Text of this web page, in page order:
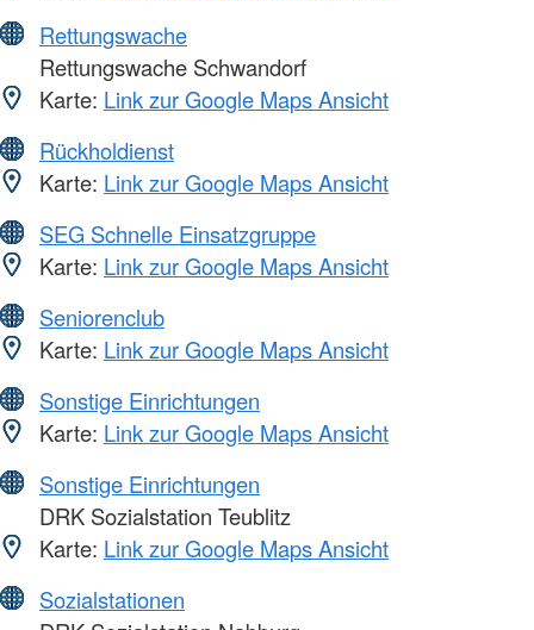
Rettungswache
Rettungswache Schwandorf
Karte: Link zur Google Maps Ansicht
Rückholdienst
Karte: Link zur Google Maps Ansicht
SEG Schnelle Einsatzgruppe
Karte: Link zur Google Maps Ansicht
Seniorenclub
Karte: Link zur Google Maps Ansicht
Sonstige Einrichtungen
Karte: Link zur Google Maps Ansicht
Sonstige Einrichtungen
DRK Sozialstation Teublitz
Karte: Link zur Google Maps Ansicht
Sozialstationen